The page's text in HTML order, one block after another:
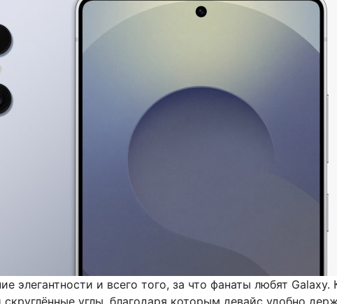
элегантности и всего того, за что фанаты любят